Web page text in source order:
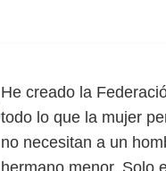
He creado la
todo lo que la mujer
no necesitan a un
hermano menor. Solo